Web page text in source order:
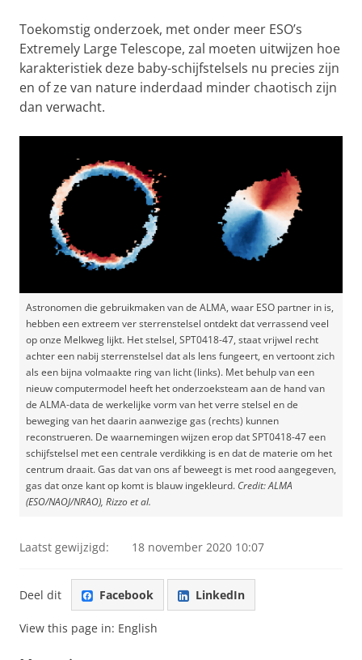
Toekomstig onderzoek, met onder meer ESO’s
Extremely Large Telescope, zal moeten uitwijzen hoe
karakteristiek deze baby-schijfstelsels nu precies zijn
en of ze van nature inderdaad minder chaotisch zijn
dan verwacht.
Astronomen die gebruikmaken van de ALMA, waar ESO partner in is,
hebben een extreem ver sterrenstelsel ontdekt dat verrassend veel
op onze Melkweg lijkt. Het stelsel, SPT0418-47, staat vrijwel recht
achter een nabij sterrenstelsel dat als lens fungeert, en vertoont zich
als een bijna volmaakte ring van licht (links). Met behulp van een
nieuw computermodel heeft het onderzoeksteam aan de hand van
de ALMA-data de werkelijke vorm van het verre stelsel en de
beweging van het daarin aanwezige gas (rechts) kunnen
reconstrueren. De waarnemingen wijzen erop dat SPT0418-47 een
schijfstelsel met een centrale verdikking is en dat de materie om het
centrum draait. Gas dat van ons af beweegt is met rood aangegeven,
gas dat onze kant op komt is blauw ingekleurd. Credit: ALMA
(ESO/NAOJ/NRAO), Rizzo et al.
Laatst gewijzigd: 18 november 2020 10:07
Deel dit Facebook LinkedIn
View this page in: English